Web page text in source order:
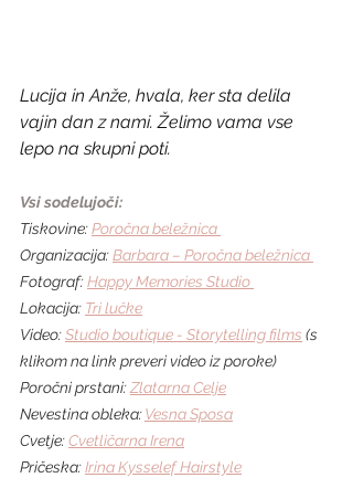
Lucija in Anže, hvala, ker sta delila
vajin dan z nami. Želimo vama vse
lepo na skupni poti.
Vsi sodelujoči:
Tiskovine: Poročna beležnica
Organizacija: Barbara – Poročna beležnica
Fotograf: Happy Memories Studio
Lokacija: Tri lučke
Video: Studio boutique - Storytelling films (s
klikom na link preveri video iz poroke)
Poročni prstani: Zlatarna Celje
Nevestina obleka: Vesna Sposa
Cvetje: Cvetličarna Irena
Pričeska: Irina Kysselef Hairstyle